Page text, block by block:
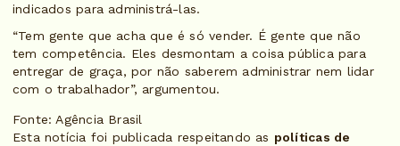
indicados para administrá-las.
“Tem gente que acha que é só vender. É gente que não
tem competência. Eles desmontam a coisa pública para
entregar de graça, por não saberem administrar nem lidar
com o trabalhador”, argumentou.
Fonte: Agência Brasil
Esta notícia foi publicada respeitando as políticas de